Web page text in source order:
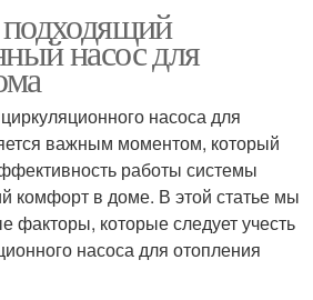
насос для
насоса для
важным моментом, который
работы системы
комфорт в доме. В этой статье мы
факторы, которые следует учесть
насоса для отопления